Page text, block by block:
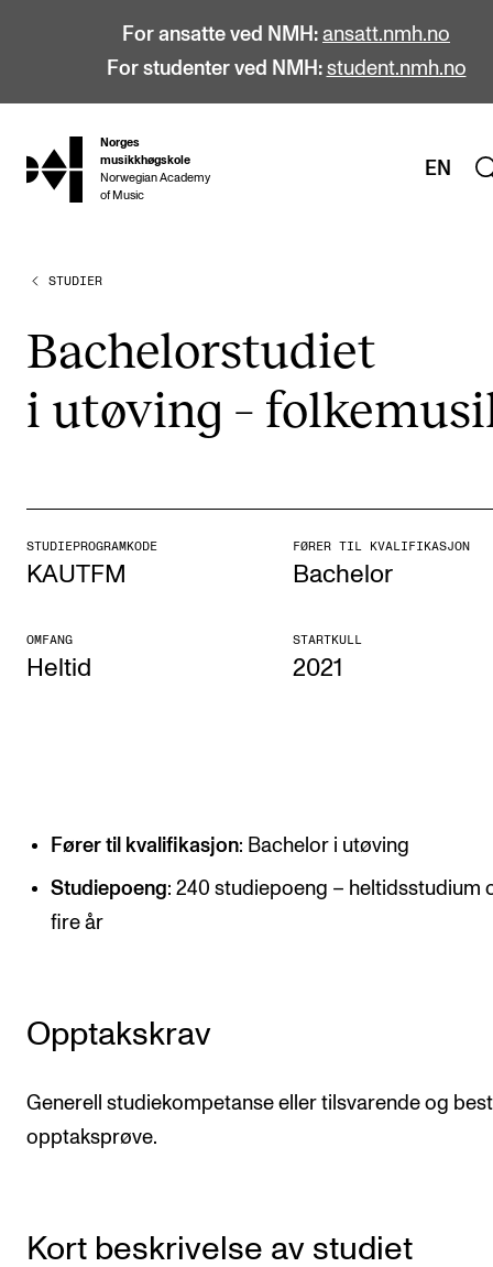
For ansatte ved NMH: ansatt.nmh.no
For studenter ved NMH: student.nmh.no
hjem
Norges
musikkhøgskole
Norwegian Academy
of Music
EN
STUDIER
Bachelor
Master
Talentutvikling
STUDENTLIV
Studentutvalet SUT (student.nmh.no)
FORSKNING
NordART
Utveksling
STUDIER
Bachel­or­stu­di­et
i utøving –
STUDIEPROGRAMKODE
KAUTFM
FØRER TIL KVALIFIKASJON
Bachelor
OMFANG
Heltid
STARTKULL
2021
Fører til kvalifikasjon: Bachelor i utøving
Studiepoeng: 240 studiepoeng – heltidsstudium
fire år
Opptakskrav
Generell studiekompetanse eller tilsvarende og
opptaksprøve.
Kort beskrivelse av studiet